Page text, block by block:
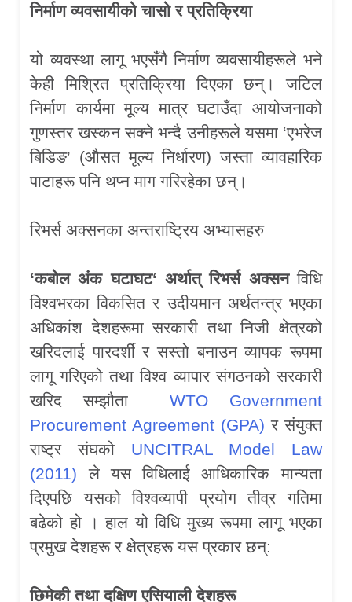
निर्माण व्यवसायीको चासो र प्रतिक्रिया
यो व्यवस्था लागू भएसँगै निर्माण व्यवसायीहरूले भने
केही मिश्रित प्रतिक्रिया दिएका छन्। जटिल
निर्माण कार्यमा मूल्य मात्र घटाउँदा आयोजनाको
गुणस्तर खस्कन सक्ने भन्दै उनीहरूले यसमा ‘एभरेज
बिडिङ’ (औसत मूल्य निर्धारण) जस्ता व्यावहारिक
पाटाहरू पनि थप्न माग गरिरहेका छन्।
रिभर्स अक्सनका अन्तराष्ट्रिय अभ्यासहरु
‘कबोल अंक घटाघट‘ अर्थात् रिभर्स अक्सनविधि
विश्वभरका विकसित र उदीयमान अर्थतन्त्र भएका
अधिकांश देशहरूमा सरकारी तथा निजी क्षेत्रको
खरिदलाई पारदर्शी र सस्तो बनाउन व्यापक रूपमा
लागू गरिएको तथा विश्व व्यापार संगठनको सरकारी
खरिद सम्झौताWTO Government
Procurement Agreement (GPA) र संयुक्त
राष्ट्र संघको UNCITRAL Model Law
(2011) ले यस विधिलाई आधिकारिक मान्यता
दिएपछि यसको विश्वव्यापी प्रयोग तीव्र गतिमा
बढेको हो । हाल यो विधि मुख्य रूपमा लागू भएका
प्रमुख देशहरू र क्षेत्रहरू यस प्रकार छन्:
छिमेकी तथा दक्षिण एसियाली देशहरू